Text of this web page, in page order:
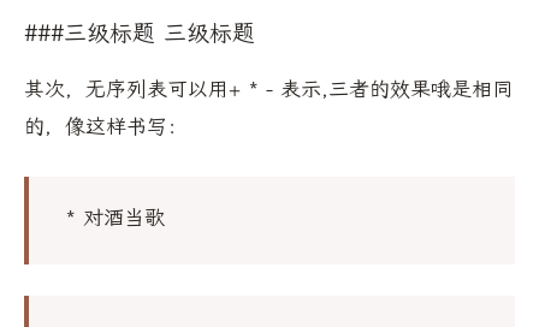
###三级标题 三级标题
其次，无序列表可以用+ * - 表示,三者的效果哦是相同
的，像这样书写：
* 对酒当歌